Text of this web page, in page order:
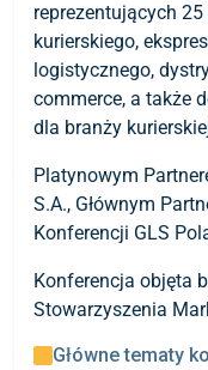
reprezentujących
kurierskiego,
logistycznego,
commerce, a także
dla branży
Platynowym
S.A., Głównym
Konferencji GLS
Konferencja objęta
Stowarzyszenia
Główne tematy